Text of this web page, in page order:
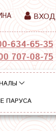
ВХОД
634-65-35
707-08-75
ПАРУСА